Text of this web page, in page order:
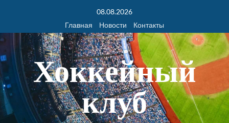
08.08.2026
Главная
Новости Контакты
Хоккейный
клуб